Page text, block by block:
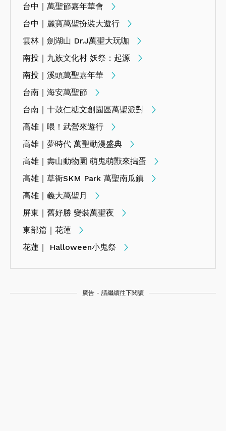
台中｜萬聖節嘉年華會
台中｜麗寶萬聖扮裝大遊行
雲林｜劍湖山 Dr.J萬聖大玩咖
南投｜九族文化村 妖祭：起源
南投｜溪頭萬聖嘉年華
台南｜海安萬聖節
台南｜十鼓仁糖文創園區萬聖派對
高雄｜喂！武營來遊行
高雄｜夢時代 萬聖動漫盛典
高雄｜壽山動物園 萌鬼萌獸來搗蛋
高雄｜草衙SKM Park 萬聖南瓜鎮
高雄｜義大萬聖月
屏東｜舊好勝 變裝萬聖夜
東部篇｜花蓮
花蓮｜ Halloween小鬼祭
廣告 - 請繼續往下閱讀